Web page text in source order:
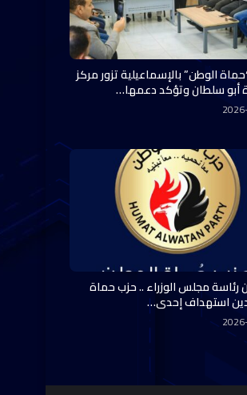
الوطن” بالإسماعيلية تزور مركز
أبو سلطان وتؤكد دعمها…
رئاسة مجلس الوزراء .. حزب حماة
استهداف إحدى…